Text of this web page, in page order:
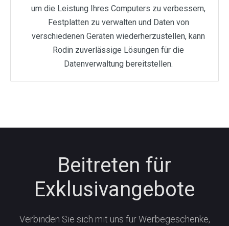
um die Leistung Ihres Computers zu verbessern,
Festplatten zu verwalten und Daten von
verschiedenen Geräten wiederherzustellen, kann
Rodin zuverlässige Lösungen für die
Datenverwaltung bereitstellen.
Beitreten für
Exklusivangebote
Verbinden Sie sich mit uns für Werbegeschenke,